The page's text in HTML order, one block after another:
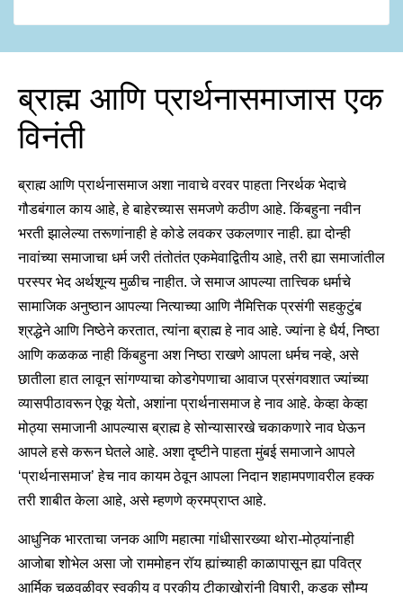
ब्राह्म आणि प्रार्थनासमाजास एक
विनंती
ब्राह्म आणि प्रार्थनासमाज अशा नावाचे वरवर पाहता निरर्थक भेदाचे
गौडबंगाल काय आहे, हे बाहेरच्यास समजणे कठीण आहे. किंबहुना नवीन
भरती झालेल्या तरूणांनाही हे कोडे लवकर उकलणार नाही. ह्या दोन्ही
नावांच्या समाजाचा धर्म जरी तंतोतंत एकमेवाद्वितीय आहे, तरी ह्या समाजांतील
परस्पर भेद अर्थशून्य मुळीच नाहीत. जे समाज आपल्या तात्त्विक धर्माचे
सामाजिक अनुष्ठान आपल्या नित्याच्या आणि नैमित्तिक प्रसंगी सहकुटुंब
श्रद्धेने आणि निष्ठेने करतात, त्यांना ब्राह्म हे नाव आहे. ज्यांना हे धैर्य, निष्ठा
आणि कळकळ नाही किंबहुना अश निष्ठा राखणे आपला धर्मच नव्हे, असे
छातीला हात लावून सांगण्याचा कोडगेपणाचा आवाज प्रसंगवशात ज्यांच्या
व्यासपीठावरून ऐकू येतो, अशांना प्रार्थनासमाज हे नाव आहे. केव्हा केव्हा
मोठ्या समाजानी आपल्यास ब्राह्म हे सोन्यासारखे चकाकणारे नाव घेऊन
आपले हसे करून घेतले आहे. अशा दृष्टीने पाहता मुंबई समाजाने आपले
‘प्रार्थनासमाज’ हेच नाव कायम ठेवून आपला निदान शहामपणावरील हक्क
तरी शाबीत केला आहे, असे म्हणणे क्रमप्राप्त आहे.
आधुनिक भारताचा जनक आणि महात्मा गांधीसारख्या थोरा-मोठ्यांनाही
आजोबा शोभेल असा जो राममोहन रॉय ह्यांच्याही काळापासून ह्या पवित्र
आर्मिक चळवळीवर स्वकीय व परकीय टीकाखोरांनी विषारी, कडक सौम्य